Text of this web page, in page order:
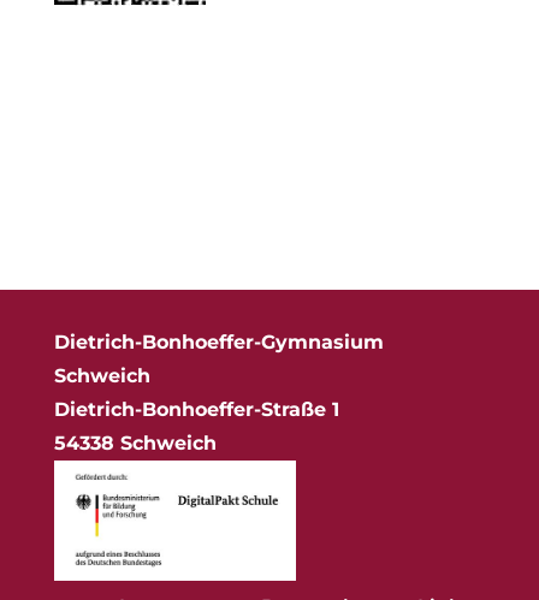
Dietrich-Bonhoeffer-Gymnasium
Schweich
Dietrich-Bonhoeffer-Straße 1
54338 Schweich